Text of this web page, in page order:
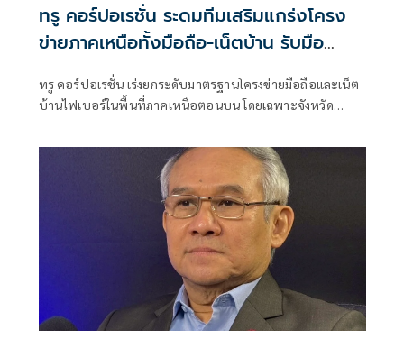
ทรู คอร์ปอเรชั่น ระดมทีมเสริมแกร่งโครง
ข่ายภาคเหนือทั้งมือถือ-เน็ตบ้าน รับมือ
วิกฤตไฟป่า-PM2.5 ย้ำสื่อสารต้องพร้อมใน
ทุกสถานการณ์ฉุกเฉิน
ทรู คอร์ปอเรชั่น เร่งยกระดับมาตรฐานโครงข่ายมือถือและเน็ต
บ้านไฟเบอร์ในพื้นที่ภาคเหนือตอนบน โดยเฉพาะจังหวัด
เนื่องในทุกสถานการณ์วิกฤต ทั้งเสริมเส้นทางไฟเบอร์ออฟติก
ติดตั้งเพิ่มระบบไมโครเวฟสำหรับเชื่อมต่อฉุกเฉิน พร้อมยก
ระดับการจัดการความร้อนและฝุ่น PM2.5 ในสถานีฐาน